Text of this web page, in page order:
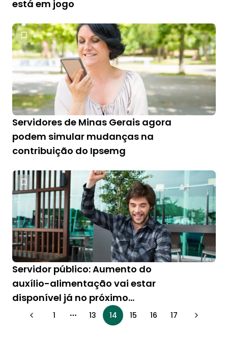
está em jogo
Servidores de Minas Gerais agora
podem simular mudanças na
contribuição do Ipsemg
Servidor público: Aumento do
auxílio-alimentação vai estar
disponível já no próximo
contracheque
1 More pages
13 14 15 16 17